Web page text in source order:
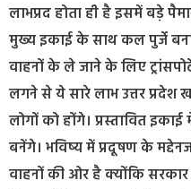
लाभप्रद होता ही है इसमें बड़े
मुख्य इकाई के साथ कल पुर्जे
वाहनों के ले जाने के लिए
लगने से ये सारे लाभ उत्तर
लोगों को होंगे। प्रस्तावित
बनेंगे। भविष्य में प्रदूषण के
वाहनों की ओर है क्योंकि